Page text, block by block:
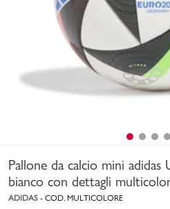
Pallone da calcio mini adidas
bianco con dettagli
ADIDAS - COD. MULTICOLORE